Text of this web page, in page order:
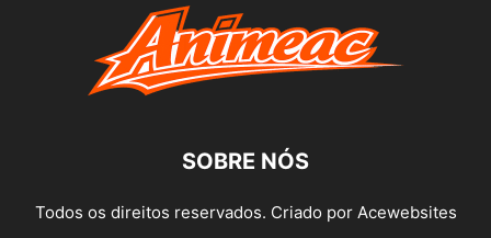
SOBRE NÓS
Todos os direitos reservados. Criado por Acewebsites